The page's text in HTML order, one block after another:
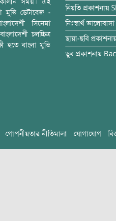
মুভি ডেটাবেজ -
সিনেমা
চলচ্চিত্র
হতে বাংলা মুভি
নিয়তি প্রকাশনায়
নিঃস্বার্থ ভালোবাসা
ছায়া-ছবি
ডুব প্রকাশনায়
গোপনীয়তার নীতিমালা যোগাযোগ